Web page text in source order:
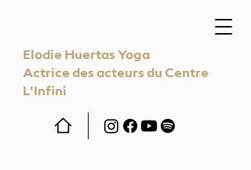
Elodie Huertas Yoga
Actrice des acteurs du Centre
L'Infini